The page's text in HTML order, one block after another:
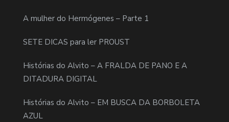
A mulher do Hermógenes – Parte 1
SETE DICAS para ler PROUST
Histórias do Alvito – A FRALDA DE PANO E A
DITADURA DIGITAL
Histórias do Alvito – EM BUSCA DA BORBOLETA
AZUL